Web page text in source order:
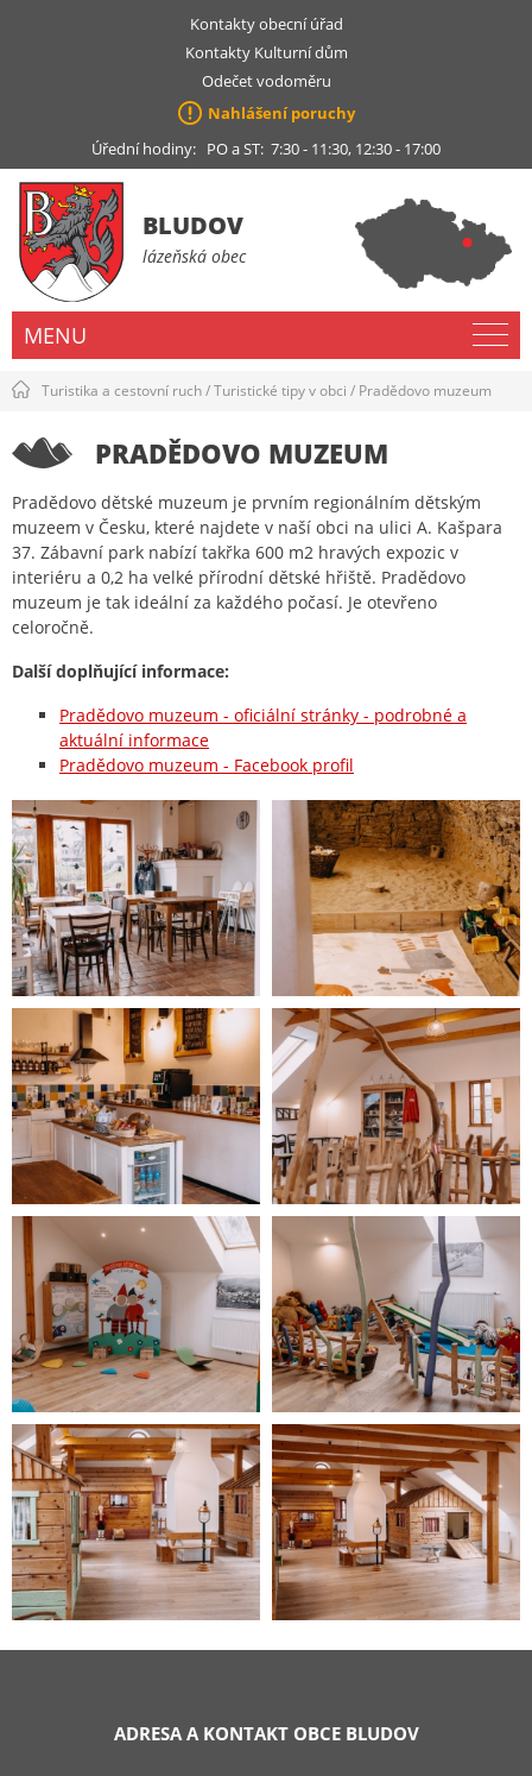
Kontakty obecní úřad
Kontakty Kulturní dům
Odečet vodoměru
Nahlášení poruchy
Úřední hodiny: PO a ST: 7:30 - 11:30, 12:30 - 17:00
BLUDOV
lázeňská obec
MENU
Turistika a cestovní ruch/Turistické tipy v obci / Pradědovo muzeum
PRADĚDOVO MUZEUM
Pradědovo dětské muzeum je prvním regionálním dětským
muzeem v Česku, které najdete v naší obci na ulici A. Kašpara
37. Zábavní park nabízí takřka 600 m2 hravých expozic v
interiéru a 0,2 ha velké přírodní dětské hřiště. Pradědovo
muzeum je tak ideální za každého počasí. Je otevřeno
celoročně.
Další doplňující informace:
Pradědovo muzeum - oficiální stránky - podrobné a
aktuální informace
Pradědovo muzeum - Facebook profil
ADRESA A KONTAKT OBCE BLUDOV